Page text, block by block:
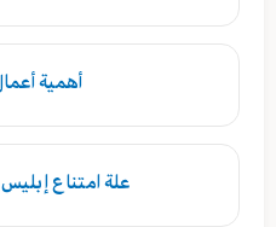
أهمية
علة امتناع